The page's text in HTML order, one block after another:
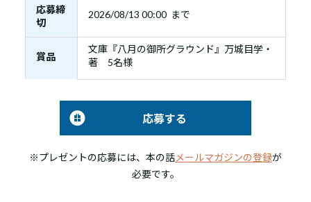
応募締
切
2026/08/13 00:00 まで
賞品
文庫『八月の御所グラウンド』万城目学・
著 5名様
応募する
※プレゼントの応募には、本の話メールマガジンの登録が
必要です。